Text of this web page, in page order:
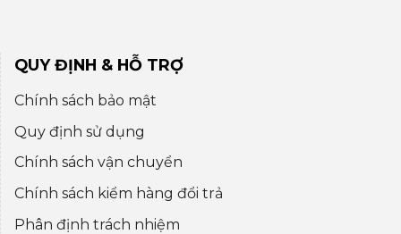
QUY ĐỊNH & HỖ TRỢ
Chính sách bảo mật
Quy định sử dụng
Chính sách vận chuyển
Chính sách kiểm hàng đổi trả
Phân định trách nhiệm